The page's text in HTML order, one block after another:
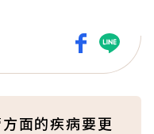
面的疾病要更